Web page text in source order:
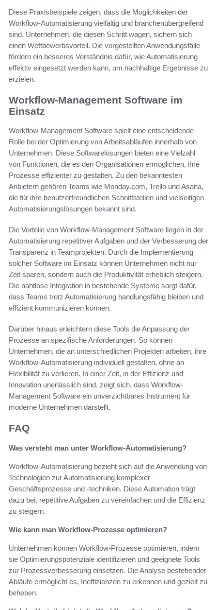
Diese Praxisbeispiele zeigen, dass die Möglichkeiten der
Workflow-Automatisierung vielfältig und branchenübergreifend
sind. Unternehmen, die diesen Schritt wagen, sichern sich
einen Wettbewerbsvorteil. Die vorgestellten Anwendungsfälle
fördern ein besseres Verständnis dafür, wie Automatisierung
effektiv eingesetzt werden kann, um nachhaltige Ergebnisse zu
erzielen.
Workflow-Management Software im
Einsatz
Workflow-Management Software spielt eine entscheidende
Rolle bei der Optimierung von Arbeitsabläufen innerhalb von
Unternehmen. Diese Softwarelösungen bieten eine Vielzahl
von Funktionen, die es den Organisationen ermöglichen, ihre
Prozesse effizienter zu gestalten. Zu den bekanntesten
Anbietern gehören Teams wie Monday.com, Trello und Asana,
die für ihre benutzerfreundlichen Schnittstellen und vielseitigen
Automatisierungslösungen bekannt sind.
Die Vorteile von Workflow-Management Software liegen in der
Automatisierung repetitiver Aufgaben und der Verbesserung der
Transparenz in Teamprojekten. Durch die Implementierung
solcher Software im Einsatz können Unternehmen nicht nur
Zeit sparen, sondern auch die Produktivität erheblich steigern.
Die nahtlose Integration in bestehende Systeme sorgt dafür,
dass Teams trotz Automatisierung handlungsfähig bleiben und
effizient kommunizieren können.
Darüber hinaus erleichtern diese Tools die Anpassung der
Prozesse an spezifische Anforderungen. So können
Unternehmen, die an unterschiedlichen Projekten arbeiten, ihre
Workflow-Automatisierung individuell gestalten, ohne an
Flexibilität zu verlieren. In einer Zeit, in der Effizienz und
Innovation unerlässlich sind, zeigt sich, dass Workflow-
Management Software ein unverzichtbares Instrument für
moderne Unternehmen darstellt.
FAQ
Was versteht man unter Workflow-Automatisierung?
Workflow-Automatisierung bezieht sich auf die Anwendung von
Technologien zur Automatisierung komplexer
Geschäftsprozesse und -techniken. Diese Automation trägt
dazu bei, repetitive Aufgaben zu vereinfachen und die Effizienz
zu steigern.
Wie kann man Workflow-Prozesse optimieren?
Unternehmen können Workflow-Prozesse optimieren, indem
sie Optimierungspotenziale identifizieren und geeignete Tools
zur Prozessverbesserung einsetzen. Die Analyse bestehender
Abläufe ermöglicht es, Ineffizienzen zu erkennen und gezielt zu
beheben.